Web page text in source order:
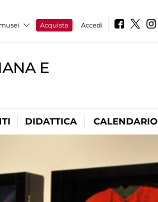
Acquista Accedi
E
DIDATTICA CALENDARIO